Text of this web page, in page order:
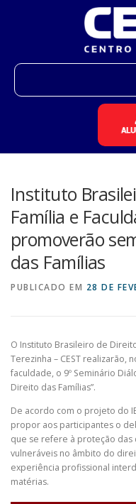
Instituto
Família e
promoverão
das Famílias
PUBLICADO EM 28 DE
O Instituto Brasileiro de
Terezinha – CEST realizarão,
faculdade, o 9º Seminário
Direito das Famílias”.
De acordo com o projeto do
propor aos participantes o
que se refere à proteção
vulneráveis no âmbito do
experiência profissional
matérias.